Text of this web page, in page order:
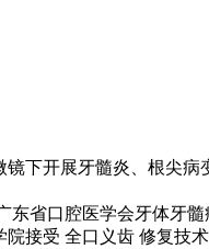
下开展牙髓炎、根尖
省口腔医学会牙体牙
接受 全口义齿 修复技